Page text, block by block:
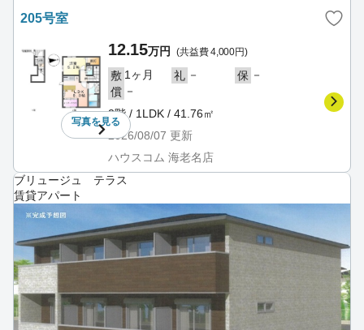
205号室
写真を見る
12.15万円 (共益費 4,000円)
敷 1ヶ月 礼 － 保 －
償 －
2階 / 1LDK / 41.76㎡
2026/08/07 更新
ハウスコム 海老名店
ブリュージュ テラス
賃貸アパート